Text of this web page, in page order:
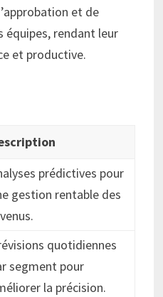
et de
rendant leur
et productive.
prédictives pour
gestion rentable des
quotidiennes
segment pour
la précision.